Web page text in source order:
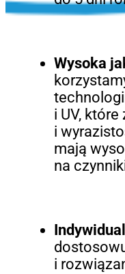
Wysoka
i UV,
i
mają
na
i